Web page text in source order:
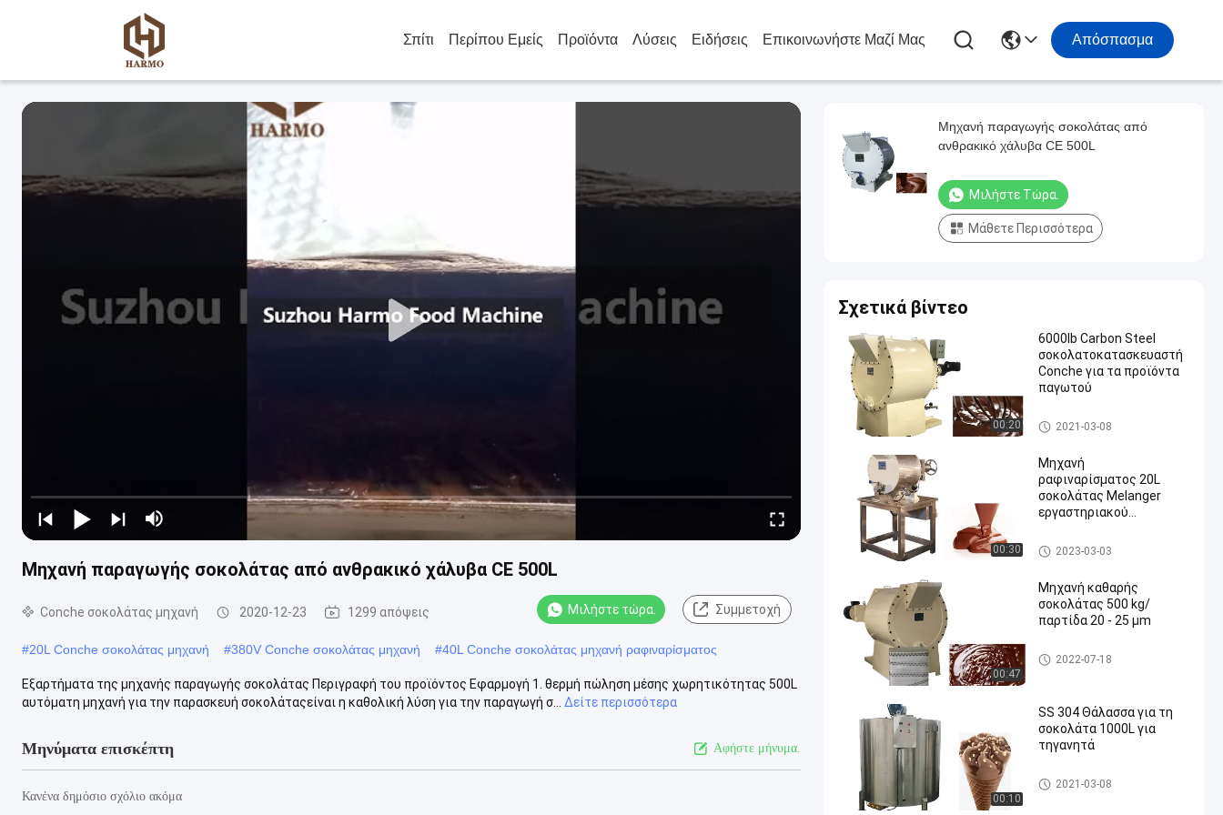
Σπίτι Περίπου Εμείς Προϊόντα Λύσεις Ειδήσεις Επικοινωνήστε Μαζί Μας Απόσπασμα
Μηχανή παραγωγής σοκολάτας από ανθρακικό χάλυβα CE 500L
Conche σοκολάτας μηχανή 2020-12-23 1299 απόψεις Μιλήστε τώρα. Συμμετοχή
#20L Conche σοκολάτας μηχανή #380V Conche σοκολάτας μηχανή #40L Conche σοκολάτας μηχανή ραφιναρίσματος
Εξαρτήματα της μηχανής παραγωγής σοκολάτας Περιγραφή του προϊόντος Εφαρμογή 1. θερμή πώληση μέσης χωρητικότητας 500L
αυτόματη μηχανή για την παρασκευή σοκολάταςείναι η καθολική λύση για την παραγωγή σ...
Δείτε περισσότερα
Μηνύματα επισκέπτη Αφήστε μήνυμα.
Κανένα δημόσιο σχόλιο ακόμα
Μηχανή παραγωγής σοκολάτας από
ανθρακικό χάλυβα CE 500L
Μιλήστε Τώρα.
Μάθετε Περισσότερα
Σχετικά βίντεο
00:20
6000lb Carbon Steel
σοκολατοκατασκευαστή
Conche για τα προϊόντα
παγωτού
Conche σοκολάτας μηχανή
2021-03-08
00:30
Μηχανή
ραφιναρίσματος 20L
σοκολάτας Melanger
εργαστηριακού
Conche σοκολάτας μηχανή
2023-03-03
00:47
Μηχανή καθαρής
σοκολάτας 500 kg/
παρτίδα 20 - 25 μm
Conche σοκολάτας μηχανή
2022-07-18
00:10
SS 304 Θάλασσα για τη
σοκολάτα 1000L για
τηγανητά
δεξαμενή εκμετάλλευσης σ
οκολάτας
2021-03-08